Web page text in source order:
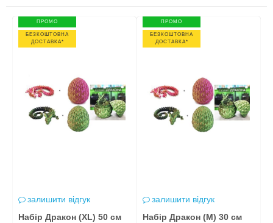
ПРОМО
БЕЗКОШТОВНА
ДОСТАВКА*
залишити відгук
Набір Дракон (XL) 50 см
ПРОМО
БЕЗКОШТОВНА
ДОСТАВКА*
залишити відгук
Набір Дракон (М) 30 см